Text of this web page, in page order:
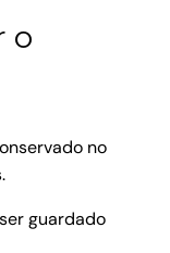
o
no
guardado